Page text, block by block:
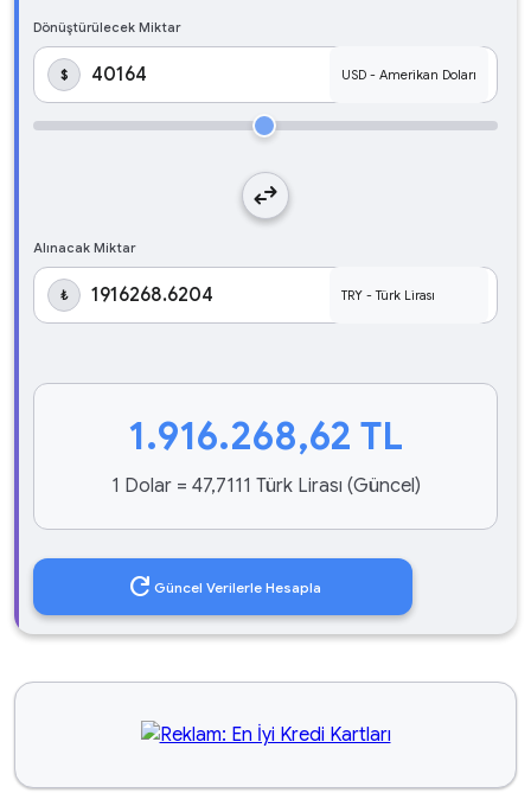
Dönüştürülecek Miktar
$
swap_horiz
Alınacak Miktar
₺
1.916.268,62 TL
1 Dolar = 47,7111 Türk Lirası (Güncel)
refresh Güncel Verilerle Hesapla